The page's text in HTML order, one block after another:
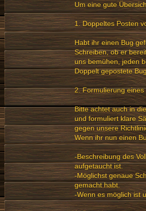
Um eine gute
1. Doppeltes Posten
Habt ihr einen Bug
Schreiben, ob er
uns bemühen, jeden
Doppelt gepostete
2. Formulierung eines
Bitte achtet auch in
und formuliert klare
gegen unsere
Wenn ihr nun einen
-Beschreibung des
aufgetaucht ist.
-Möglichst genaue
gemacht habt.
-Wenn es möglich ist